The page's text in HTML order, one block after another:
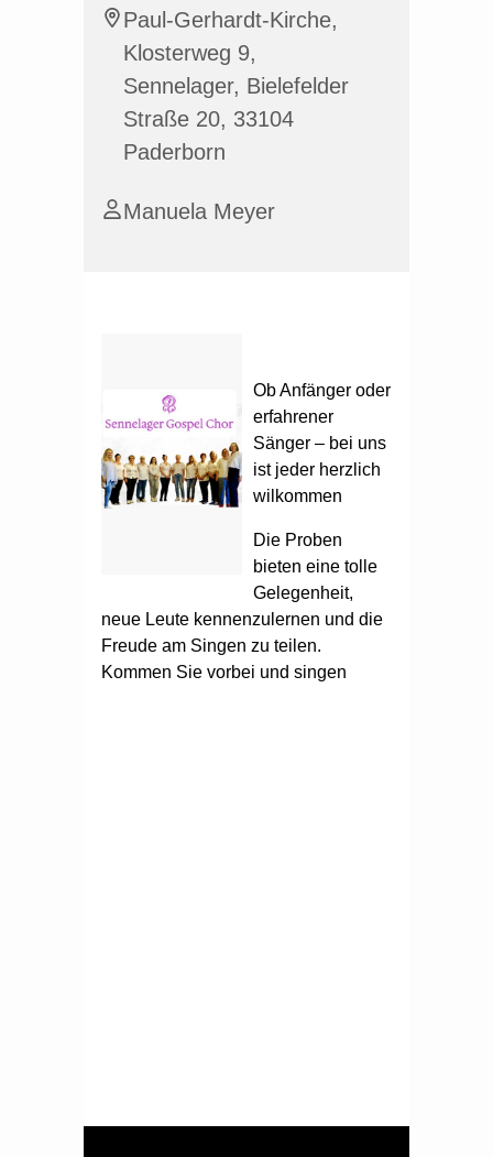
Paul-Gerhardt-Kirche,
Klosterweg 9,
Sennelager, Bielefelder
Straße 20, 33104
Paderborn
Manuela Meyer
Ob Anfänger oder
erfahrener
Sänger – bei uns
ist jeder herzlich
wilkommen
Die Proben
bieten eine tolle
Gelegenheit,
neue Leute kennenzulernen und die
Freude am Singen zu teilen.
Kommen Sie vorbei und singen